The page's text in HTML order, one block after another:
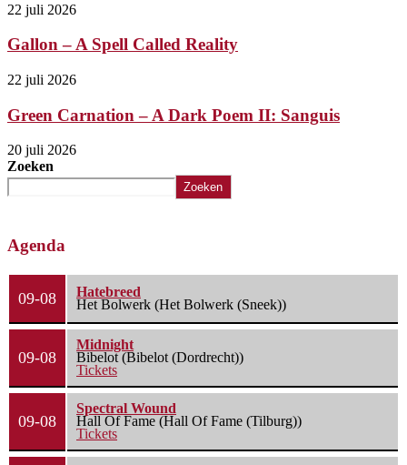
22 juli 2026
Gallon – A Spell Called Reality
22 juli 2026
Green Carnation – A Dark Poem II: Sanguis
20 juli 2026
Zoeken
Zoeken
Agenda
09-08
Hatebreed
Het Bolwerk (Het Bolwerk (Sneek))
09-08
Midnight
Bibelot (Bibelot (Dordrecht))
Tickets
09-08
Spectral Wound
Hall Of Fame (Hall Of Fame (Tilburg))
Tickets